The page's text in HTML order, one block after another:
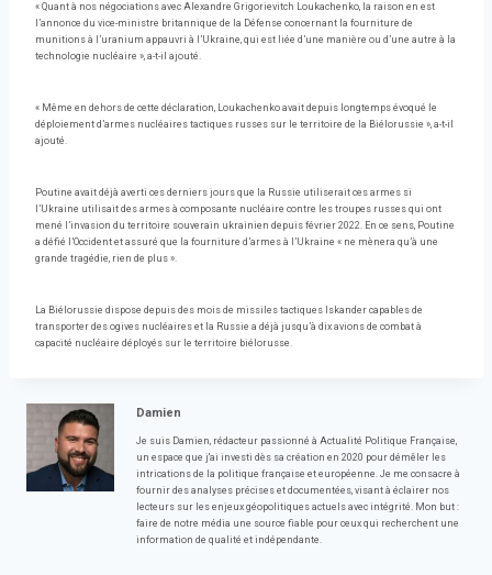
« Quant à nos négociations avec Alexandre Grigorievitch Loukachenko, la raison en est
l’annonce du vice-ministre britannique de la Défense concernant la fourniture de
munitions à l’uranium appauvri à l’Ukraine, qui est liée d’une manière ou d’une autre à la
technologie nucléaire », a-t-il ajouté.
« Même en dehors de cette déclaration, Loukachenko avait depuis longtemps évoqué le
déploiement d’armes nucléaires tactiques russes sur le territoire de la Biélorussie », a-t-il
ajouté.
Poutine avait déjà averti ces derniers jours que la Russie utiliserait ces armes si
l’Ukraine utilisait des armes à composante nucléaire contre les troupes russes qui ont
mené l’invasion du territoire souverain ukrainien depuis février 2022. En ce sens, Poutine
a défié l’Occident et assuré que la fourniture d’armes à l’Ukraine « ne mènera qu’à une
grande tragédie, rien de plus ».
La Biélorussie dispose depuis des mois de missiles tactiques Iskander capables de
transporter des ogives nucléaires et la Russie a déjà jusqu’à dix avions de combat à
capacité nucléaire déployés sur le territoire biélorusse.
Damien
Je suis Damien, rédacteur passionné à Actualité Politique Française,
un espace que j'ai investi dès sa création en 2020 pour démêler les
intrications de la politique française et européenne. Je me consacre à
fournir des analyses précises et documentées, visant à éclairer nos
lecteurs sur les enjeux géopolitiques actuels avec intégrité. Mon but :
faire de notre média une source fiable pour ceux qui recherchent une
information de qualité et indépendante.